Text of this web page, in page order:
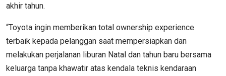
akhir tahun.
“Toyota ingin memberikan total ownership experience
terbaik kepada pelanggan saat mempersiapkan dan
melakukan perjalanan liburan Natal dan tahun baru bersama
keluarga tanpa khawatir atas kendala teknis kendaraan